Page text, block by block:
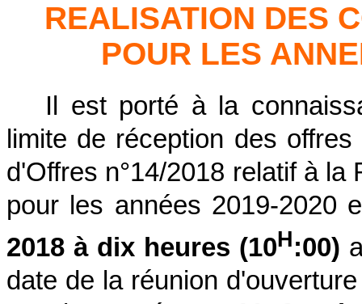
REALISATION DES
POUR LES
Il est porté à la
limite de réception des
d'Offres n°14/2018 relatif à
pour les années 2019-2020
2018 à dix heures (10H:00)
date de la réunion